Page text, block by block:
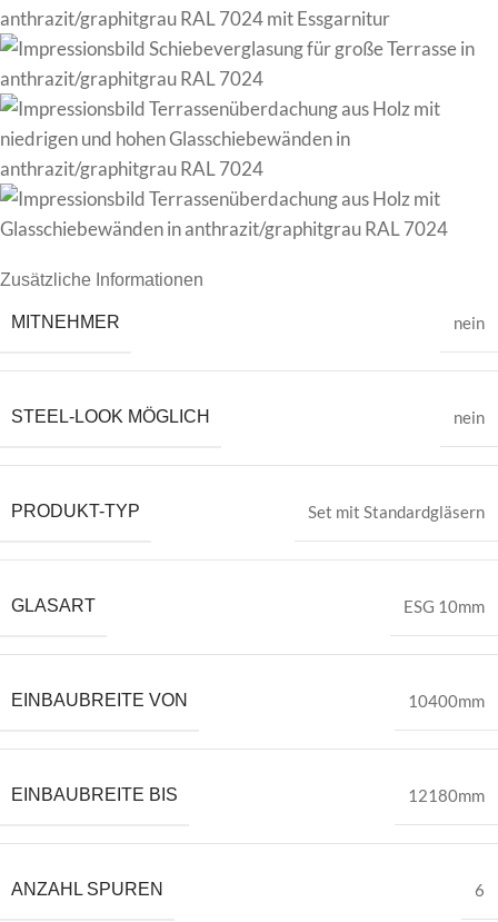
Zusätzliche Informationen
MITNEHMER nein
STEEL-LOOK MÖGLICH nein
PRODUKT-TYP Set mit Standardgläsern
GLASART ESG 10mm
EINBAUBREITE VON 10400mm
EINBAUBREITE BIS 12180mm
ANZAHL SPUREN 6